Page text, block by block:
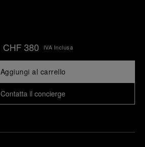
CHF 380 IVA Inclusa
Aggiungi al carrello
Contatta il concierge